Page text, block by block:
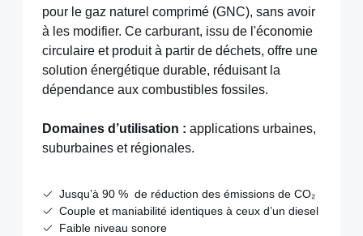
pour le gaz naturel comprimé (GNC), sans avoir
à les modifier. Ce carburant, issu de l'économie
circulaire et produit à partir de déchets, offre une
solution énergétique durable, réduisant la
dépendance aux combustibles fossiles.
Domaines d’utilisation : applications urbaines,
suburbaines et régionales.
Jusqu’à 90 % de réduction des émissions de CO₂
Couple et maniabilité identiques à ceux d’un diesel
Faible niveau sonore